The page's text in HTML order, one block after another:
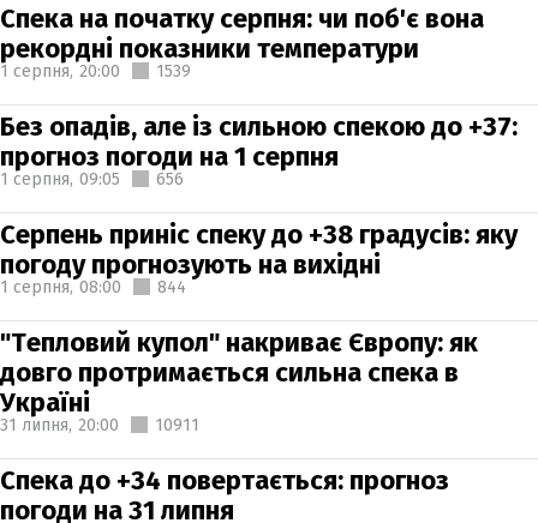
Спека на початку серпня: чи поб'є вона
рекордні показники температури
1 серпня, 20:00 1539
Без опадів, але із сильною спекою до +37:
прогноз погоди на 1 серпня
1 серпня, 09:05 656
Серпень приніс спеку до +38 градусів: яку
погоду прогнозують на вихідні
1 серпня, 08:00 844
"Тепловий купол" накриває Європу: як
довго протримається сильна спека в
Україні
31 липня, 20:00 10911
Спека до +34 повертається: прогноз
погоди на 31 липня